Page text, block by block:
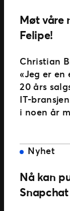
Møt våre
Felipe!
Christian
«Jeg er en
20 års
IT-
i noen år
Nyhet
Nå kan
Snapchat